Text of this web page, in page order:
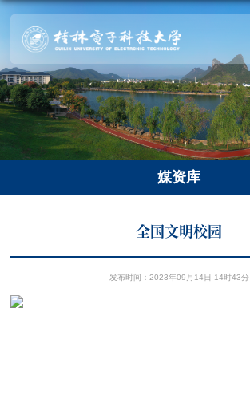
媒资库
全国文明校园
发布时间：2023年09月14日 14时43分